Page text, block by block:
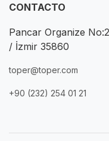
CONTACTO
Pancar Organize
/ İzmir 35860
toper@toper.com
+90 (232) 254 01 21